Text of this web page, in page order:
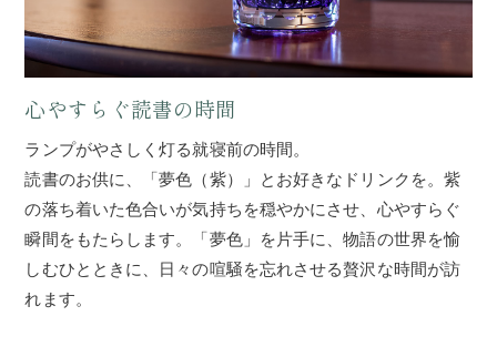
心やすらぐ読書の時間
ランプがやさしく灯る就寝前の時間。
読書のお供に、「夢色（紫）」とお好きなドリンクを。紫
の落ち着いた色合いが気持ちを穏やかにさせ、心やすらぐ
瞬間をもたらします。「夢色」を片手に、物語の世界を愉
しむひとときに、日々の喧騒を忘れさせる贅沢な時間が訪
れます。